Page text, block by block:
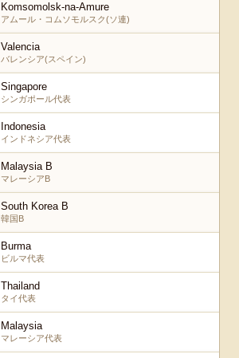
Komsomolsk-na-Amure
アムール・コムソモルスク(ソ連)
Valencia
バレンシア(スペイン)
Singapore
シンガポール代表
Indonesia
インドネシア代表
Malaysia B
マレーシアB
South Korea B
韓国B
Burma
ビルマ代表
Thailand
タイ代表
Malaysia
マレーシア代表